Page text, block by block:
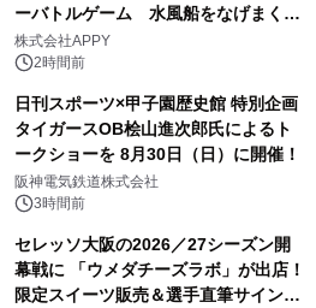
ーバトルゲーム 水風船をなげまくろ
う！」を開催
株式会社APPY
2時間前
日刊スポーツ×甲子園歴史館 特別企画
タイガースOB桧山進次郎氏によるト
ークショーを 8月30日（日）に開催！
阪神電気鉄道株式会社
3時間前
セレッソ大阪の2026／27シーズン開
幕戦に 「ウメダチーズラボ」が出店！
限定スイーツ販売＆選手直筆サイング